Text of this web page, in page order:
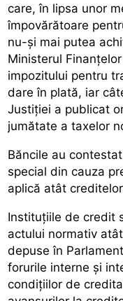
care, în lipsa unor
împovărătoare
nu-și mai putea
Ministerul
impozitului pentru
dare în plată, iar
Justiției a publicat
jumătate a taxelor
Băncile au
special din cauza
aplică atât
Instituțiile de credit
actului normativ
depuse în
forurile interne și
condițiilor de